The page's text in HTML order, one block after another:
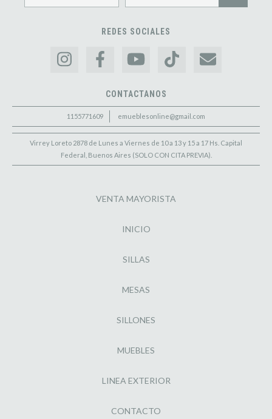
REDES SOCIALES
CONTACTANOS
1155771609 emueblesonline@gmail.com
Virrey Loreto 2878 de Lunes a Viernes de 10 a 13 y 15 a 17 Hs. Capital
Federal, Buenos Aires (SOLO CON CITA PREVIA).
VENTA MAYORISTA
INICIO
SILLAS
MESAS
SILLONES
MUEBLES
LINEA EXTERIOR
CONTACTO